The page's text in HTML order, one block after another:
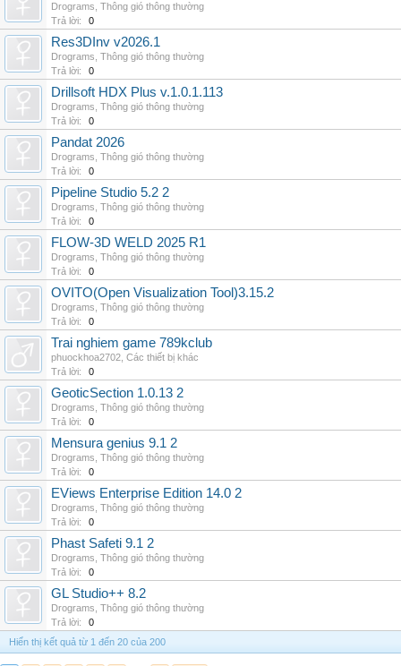
Drograms Thông gió thông thường
Trả lời:
0
Res3DInv v2026.1
Drograms Thông gió thông thường
Trả lời:
0
Drillsoft HDX Plus v.1.0.1.113
Drograms Thông gió thông thường
Trả lời:
0
Pandat 2026
Drograms Thông gió thông thường
Trả lời:
0
Pipeline Studio 5.2 2
Drograms Thông gió thông thường
Trả lời:
0
FLOW-3D WELD 2025 R1
Drograms Thông gió thông thường
Trả lời:
0
OVITO(Open Visualization Tool)3.15.2
Drograms Thông gió thông thường
Trả lời:
0
Trai nghiem game 789kclub
phuockhoa2702 Các thiết bị khác
Trả lời:
0
GeoticSection 1.0.13 2
Drograms Thông gió thông thường
Trả lời:
0
Mensura genius 9.1 2
Drograms Thông gió thông thường
Trả lời:
0
EViews Enterprise Edition 14.0 2
Drograms Thông gió thông thường
Trả lời:
0
Phast Safeti 9.1 2
Drograms Thông gió thông thường
Trả lời:
0
GL Studio++ 8.2
Drograms Thông gió thông thường
Trả lời:
0
Hiển thị kết quả từ 1 đến 20 của 200